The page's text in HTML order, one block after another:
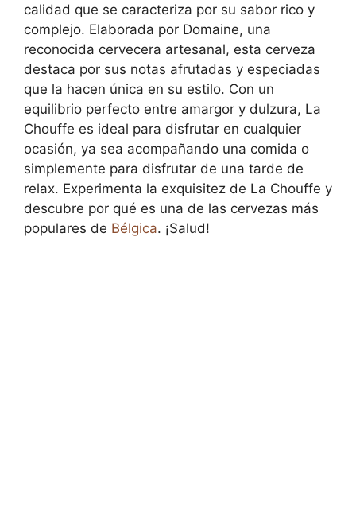
calidad que se caracteriza por su sabor rico y
complejo. Elaborada por Domaine, una
reconocida cervecera artesanal, esta cerveza
destaca por sus notas afrutadas y especiadas
que la hacen única en su estilo. Con un
equilibrio perfecto entre amargor y dulzura, La
Chouffe es ideal para disfrutar en cualquier
ocasión, ya sea acompañando una comida o
simplemente para disfrutar de una tarde de
relax. Experimenta la exquisitez de La Chouffe y
descubre por qué es una de las cervezas más
populares de Bélgica. ¡Salud!